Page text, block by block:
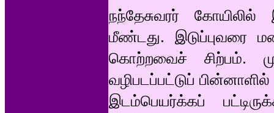
நந்தேசுவரர்
மீண்டது. இடுப்புவரை
கொற்றவைச் சிற்பம்.
வழிபடப்பட்டுப்
இடம்பெயர்க்கப்